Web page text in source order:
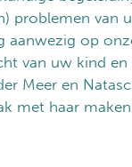
problemen van
aanwezig op
van uw kind en
Meer en
met haar